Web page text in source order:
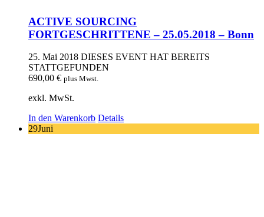
ACTIVE SOURCING
FORTGESCHRITTENE – 25.05.2018 – Bonn
25. Mai 2018 DIESES EVENT HAT BEREITS
STATTGEFUNDEN
690,00 € plus Mwst.
exkl. MwSt.
In den Warenkorb Details
29Juni